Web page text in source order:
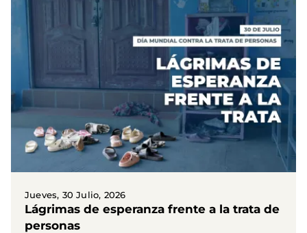
Jueves, 30 Julio, 2026
Lágrimas de esperanza frente a la trata de
personas